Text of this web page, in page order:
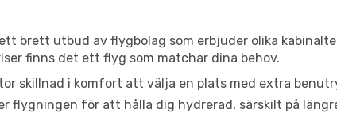
brett utbud av flygbolag som erbjuder olika
finns det ett flyg som matchar dina behov.
skillnad i komfort att välja en plats med extra
flygningen för att hålla dig hydrerad, särskilt på